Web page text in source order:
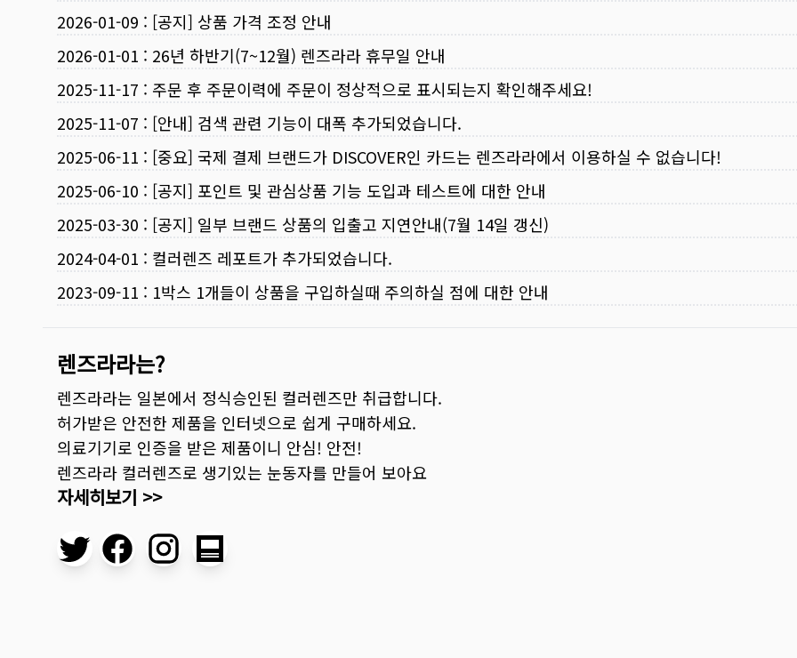
2026-01-09 : [공지] 상품 가격 조정 안내
2026-01-01 : 26년 하반기(7~12월) 렌즈라라 휴무일 안내
2025-11-17 : 주문 후 주문이력에 주문이 정상적으로 표시되는지 확인해주세요!
2025-11-07 : [안내] 검색 관련 기능이 대폭 추가되었습니다.
2025-06-11 : [중요] 국제 결제 브랜드가 DISCOVER인 카드는 렌즈라라에서 이용하실 수 없습니다!
2025-06-10 : [공지] 포인트 및 관심상품 기능 도입과 테스트에 대한 안내
2025-03-30 : [공지] 일부 브랜드 상품의 입출고 지연안내(7월 14일 갱신)
2024-04-01 : 컬러렌즈 레포트가 추가되었습니다.
2023-09-11 : 1박스 1개들이 상품을 구입하실때 주의하실 점에 대한 안내
렌즈라라는?
렌즈라라는 일본에서 정식승인된 컬러렌즈만 취급합니다.
허가받은 안전한 제품을 인터넷으로 쉽게 구매하세요.
의료기기로 인증을 받은 제품이니 안심! 안전!
렌즈라라 컬러렌즈로 생기있는 눈동자를 만들어 보아요
자세히보기 >>